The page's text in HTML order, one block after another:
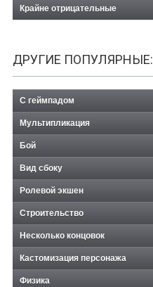
Крайне отрицательные
ДРУГИЕ ПОПУЛЯРНЫЕ:
С геймпадом
Мультипликация
Бой
Вид сбоку
Ролевой экшен
Строительство
Несколько концовок
Кастомизация персонажа
Физика